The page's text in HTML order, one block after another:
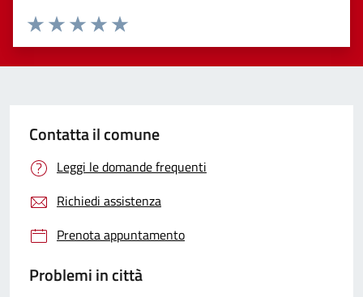
Valuta 5 stelle su 5
Valuta 4 stelle su 5
Valuta 3 stelle su 5
Valuta 2 stelle su 5
Valuta 1 stelle su 5
Contatta il comune
Leggi le domande frequenti
Richiedi assistenza
Prenota appuntamento
Problemi in città